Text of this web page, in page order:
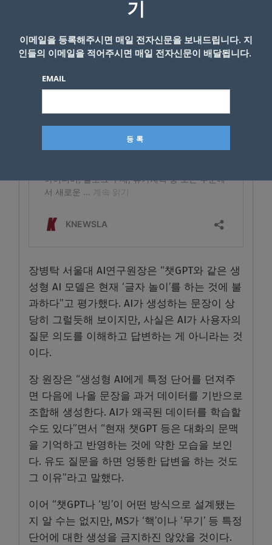
장병탁 서울대 AI연구원장은 “챗GPT와 같은 생
성형 AI 모델은 현재 ‘글자 놀이’를 하는 것에 불
과하다”고 평가했다. AI가 생성하는 문장이 상
당히 그럴듯해 보이지만, 사실은 AI가 사용자의
질문 의도를 이해하고 답변하는 게 아니라는 것
이다.
장 원장은 “생성형 AI에게 특정 단어를 던져주
면 다음에 나올 문장을 과거 데이터를 기반으로
조합해 생성한다. AI가 왜곡된 데이터를 학습할
수도 있다”면서 “현재 챗GPT 등은 대화의 문맥
을 기억하고 반영하는 것에 약한 모습을 보인
다. 유도 질문을 하면 엉뚱한 답변을 하는 것도
그 이유”라고 말했다.
이어 “챗GPT나 ‘빙’이 어떤 방식으로 설계됐는
지 알 수는 없지만, MS가 ‘핵’이나 ‘무기’ 등 특정
단어에 대한 생성을 금지하진 않았을 것이다.
기
이메일을 등록해주시면 매일 전자신문을 보내드립니다. 지
인들의 이메일을 적어주시면 매일 전자신문이 배달됩니다.
EMAIL